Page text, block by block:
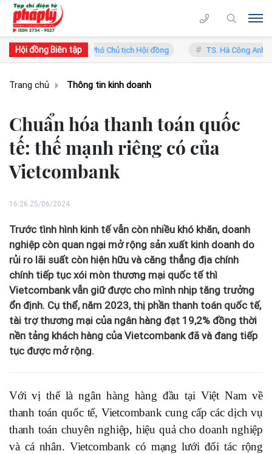
Hội đồng Biên tập
Trung Lý - Phó Chủ tịch Hội đồng TS. Hà Công Anh Bảo - Phó
Trang chủ Thông tin kinh doanh
Chuẩn hóa thanh toán quốc
tế: thế mạnh riêng có của
Vietcombank
16:26 25/06/2024
Trước tình hình kinh tế vẫn còn nhiều khó khăn, doanh
nghiệp còn quan ngại mở rộng sản xuất kinh doanh do
rủi ro lãi suất còn hiện hữu và căng thẳng địa chính
chính tiếp tục xói mòn thương mại quốc tế thì
Vietcombank vẫn giữ được cho mình nhịp tăng trưởng
ổn định. Cụ thể, năm 2023, thị phần thanh toán quốc tế,
tài trợ thương mại của ngân hàng đạt 19,2% đồng thời
nền tảng khách hàng của Vietcombank đã và đang tiếp
tục được mở rộng.
Với vị thế là ngân hàng hàng đầu tại Việt Nam về
thanh toán quốc tế, Vietcombank cung cấp các dịch vụ
thanh toán chuyên nghiệp, hiệu quả cho doanh nghiệp
và cá nhân. Vietcombank có mạng lưới đối tác rộng